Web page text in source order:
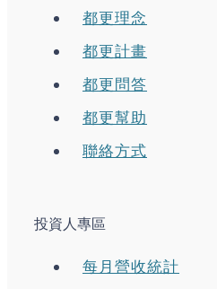
都更理念
都更計畫
都更問答
都更幫助
聯絡方式
投資人專區
每月營收統計